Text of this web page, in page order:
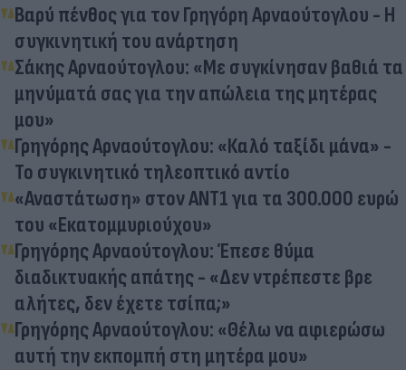
Βαρύ πένθος για τον Γρηγόρη Αρναούτογλου - Η
συγκινητική του ανάρτηση
Σάκης Αρναούτογλου: «Με συγκίνησαν βαθιά τα
μηνύματά σας για την απώλεια της μητέρας
μου»
Γρηγόρης Αρναούτογλου: «Καλό ταξίδι μάνα» -
Το συγκινητικό τηλεοπτικό αντίο
«Αναστάτωση» στον ΑΝΤ1 για τα 300.000 ευρώ
του «Εκατομμυριούχου»
Γρηγόρης Αρναούτογλου: Έπεσε θύμα
διαδικτυακής απάτης - «Δεν ντρέπεστε βρε
αλήτες, δεν έχετε τσίπα;»
Γρηγόρης Αρναούτογλου: «Θέλω να αφιερώσω
αυτή την εκπομπή στη μητέρα μου»